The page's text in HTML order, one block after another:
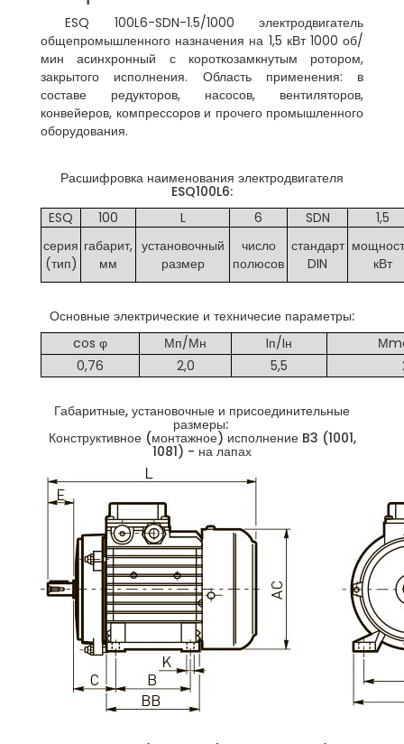
ESQ 100L6-SDN-1.5/1000 электродвигатель
общепромышленного назначения на 1,5 кВт 1000 об/
мин асинхронный с короткозамкнутым ротором,
закрытого исполнения. Область применения: в
составе редукторов, насосов, вентиляторов,
конвейеров, компрессоров и прочего промышленного
оборудования.
Расшифровка наименования электродвигателя
ESQ100L6:
ESQ
100 L 6 SDN
1,5
серия
(тип)
габарит,
мм
установочный
размер
число
полюсов
стандарт
DIN
кВт
Основные электрические и техничесие параметры:
cos φ
Мп/Мн Iп/Iн
0,76
2,0 5,5
Габаритные, установочные и присоединительные
размеры:
Конструктивное (монтажное) исполнение B3 (1001,
1081) - на лапах